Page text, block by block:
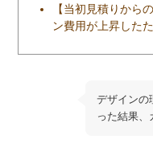
【当初見積りから
ン費用が上昇した
デザインの
った結果、